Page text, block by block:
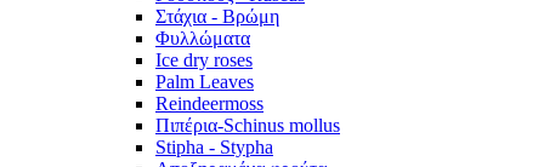
Στάχια - Βρώμη
Φυλλώματα
Ice dry roses
Palm Leaves
Reindeermoss
Πιπέρια-Schinus mollus
Stipha - Stypha